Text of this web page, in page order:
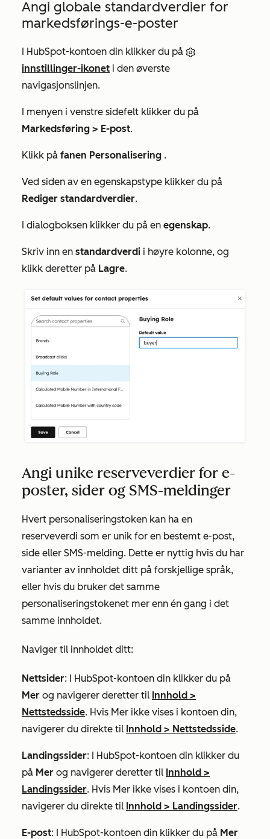
Angi globale standardverdier for
markedsførings-e-poster
I HubSpot-kontoen din klikker du på
innstillinger-ikonet i den øverste
navigasjonslinjen.
I menyen i venstre sidefelt klikker du på
Markedsføring > E-post.
Klikk på fanen Personalisering .
Ved siden av en egenskapstype klikker du på
Rediger standardverdier.
I dialogboksen klikker du på en egenskap.
Skriv inn en standardverdi i høyre kolonne, og
klikk deretter på Lagre.
Angi unike reserveverdier for e-
poster, sider og SMS-meldinger
Hvert personaliseringstoken kan ha en
reserveverdi som er unik for en bestemt e-post,
side eller SMS-melding. Dette er nyttig hvis du har
varianter av innholdet ditt på forskjellige språk,
eller hvis du bruker det samme
personaliseringstokenet mer enn én gang i det
samme innholdet.
Naviger til innholdet ditt:
Nettsider: I HubSpot-kontoen din klikker du på
Mer og navigerer deretter til Innhold >
Nettstedsside. Hvis Mer ikke vises i kontoen din,
navigerer du direkte til Innhold > Nettstedsside.
Landingssider: I HubSpot-kontoen din klikker du
på Mer og navigerer deretter til Innhold >
Landingssider. Hvis Mer ikke vises i kontoen din,
navigerer du direkte til Innhold > Landingssider.
E-post: I HubSpot-kontoen din klikker du på Mer